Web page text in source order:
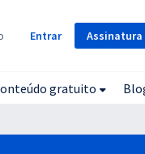
Assinatura
Entrar
gratuito